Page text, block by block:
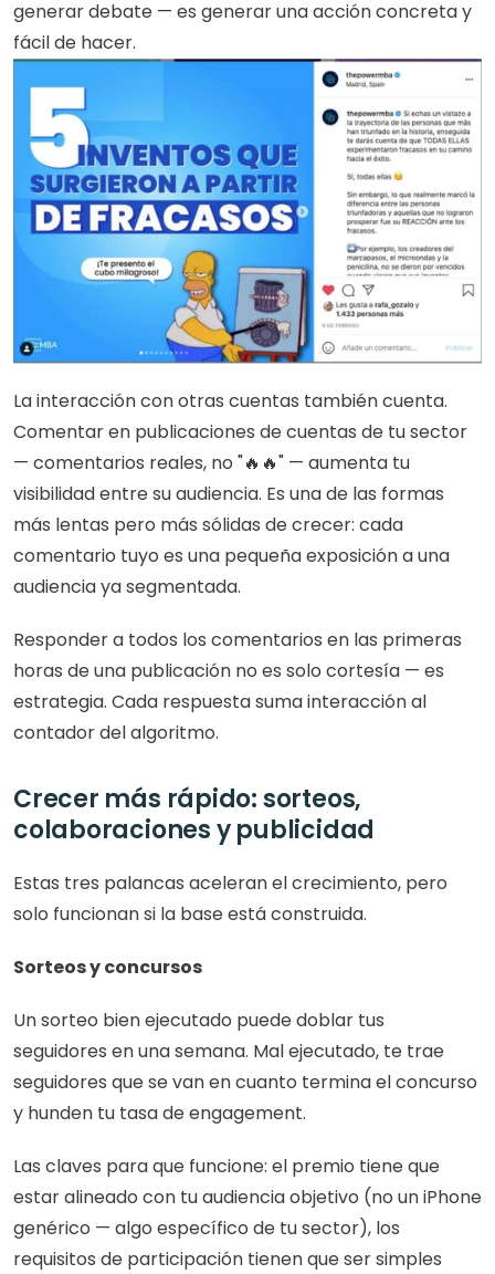
generar debate — es generar una acción concreta y
fácil de hacer.
La interacción con otras cuentas también cuenta.
Comentar en publicaciones de cuentas de tu sector
— comentarios reales, no "🔥🔥" — aumenta tu
visibilidad entre su audiencia. Es una de las formas
más lentas pero más sólidas de crecer: cada
comentario tuyo es una pequeña exposición a una
audiencia ya segmentada.
Responder a todos los comentarios en las primeras
horas de una publicación no es solo cortesía — es
estrategia. Cada respuesta suma interacción al
contador del algoritmo.
Crecer más rápido: sorteos,
colaboraciones y publicidad
Estas tres palancas aceleran el crecimiento, pero
solo funcionan si la base está construida.
Sorteos y concursos
Un sorteo bien ejecutado puede doblar tus
seguidores en una semana. Mal ejecutado, te trae
seguidores que se van en cuanto termina el concurso
y hunden tu tasa de engagement.
Las claves para que funcione: el premio tiene que
estar alineado con tu audiencia objetivo (no un iPhone
genérico — algo específico de tu sector), los
requisitos de participación tienen que ser simples